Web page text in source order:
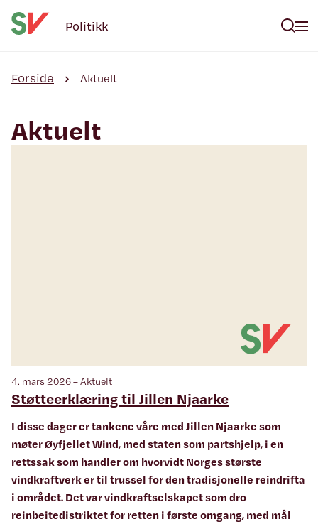
Politikk
Forside Aktuelt
Aktuelt
4. mars 2026 – Aktuelt
Støtteerklæring til Jillen Njaarke
I disse dager er tankene våre med Jillen Njaarke som
møter Øyfjellet Wind, med staten som partshjelp, i en
rettssak som handler om hvorvidt Norges største
vindkraftverk er til trussel for den tradisjonelle reindrifta
i området. Det var vindkraftselskapet som dro
reinbeitedistriktet for retten i første omgang, med mål